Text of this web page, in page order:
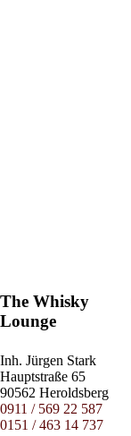
The Whisky
Lounge
Inh. Jürgen Stark
Hauptstraße 65
90562 Heroldsberg
0911 / 569 22 587
0151 / 463 14 737